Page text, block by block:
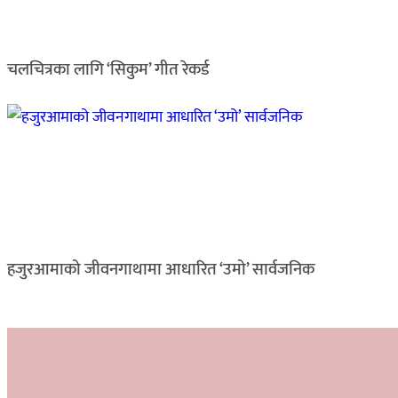
चलचित्रका लागि ‘सिकुम’ गीत रेकर्ड
हजुरआमाको जीवनगाथामा आधारित ‘उमो’ सार्वजनिक